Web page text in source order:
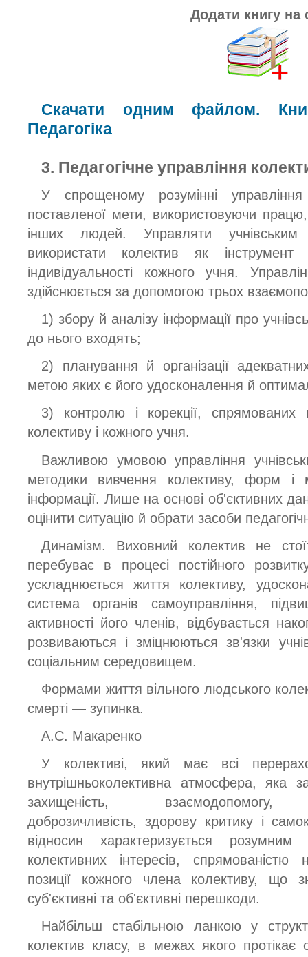
Додати книгу на
Скачати одним файлом.
Педагогіка
3. Педагогічне управління
У спрощеному розумінні
поставленої мети, використовуючи
інших людей. Управляти
використати колектив як
індивідуальності кожного учня.
здійснюється за допомогою трьох
1) збору й аналізу інформації про
до нього входять;
2) планування й організації
метою яких є його удосконалення й
3) контролю і корекції,
колективу і кожного учня.
Важливою умовою управління
методики вивчення колективу, форм і
інформації. Лише на основі об'єктивних
оцінити ситуацію й обрати засоби
Динамізм. Виховний колектив не
перебуває в процесі постійного
ускладнюється життя колективу,
система органів самоуправління,
активності його членів, відбувається
розвиваються і зміцнюються зв'язки
соціальним середовищем.
Формами життя вільного людського
смерті — зупинка.
А.С. Макаренко
У колективі, який має всі
внутрішньоколективна атмосфера, яка
захищеність, взаємодопомогу,
доброзичливість, здорову критику і
відносин характеризується
колективних інтересів,
позиції кожного члена колективу, що
суб'єктивні та об'єктивні перешкоди.
Найбільш стабільною ланкою у
колектив класу, в межах якого протікає